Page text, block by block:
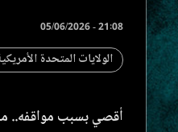
05/06/2026 - 21:08
الولايات المتحدة
أقصي بسبب مواقفه..